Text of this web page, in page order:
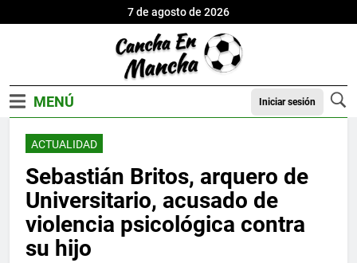
7 de agosto de 2026
Iniciar sesión
ACTUALIDAD
Sebastián Britos, arquero de
Universitario, acusado de
violencia psicológica contra
su hijo